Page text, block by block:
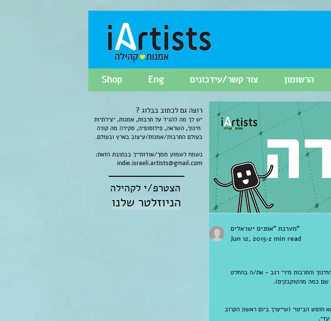
Shop Eng צור קשר/עידכונים הרשומון
רוצה גם לכתוב בבלוג ?
יש לך מה להגיד על תרבות, אמנות, יצירתיות
חינוך, השראה, פילוסופיה, סקירה מה קורה
בעולם התרבות/אמנות/עיצוב בארץ ובעולם.
נשמח לשמוע ממך/אודותייך בכתובת הזאת:
indie.israeli.artists@gmail.com
הצטרפ/י לקהילה
הניוזלטר שלנו
מערכת "אמנים ישראלים"
Jun 12, 2015 2 min read
והתרבות מירי רגב - את/ה בהחלט
שם כמה מהטוקבקים).
חופש הביטוי (שייערך ביום ראשון הקרוב